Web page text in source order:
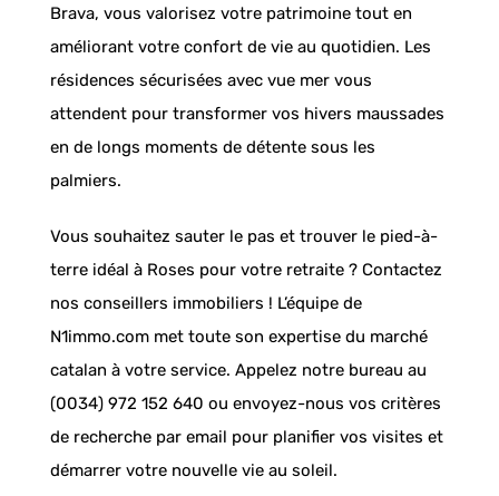
Brava, vous valorisez votre patrimoine tout en
améliorant votre confort de vie au quotidien. Les
résidences sécurisées avec vue mer vous
attendent pour transformer vos hivers maussades
en de longs moments de détente sous les
palmiers.
Vous souhaitez sauter le pas et trouver le pied-à-
terre idéal à Roses pour votre retraite ? Contactez
nos conseillers immobiliers ! L’équipe de
N1immo.com met toute son expertise du marché
catalan à votre service. Appelez notre bureau au
(0034) 972 152 640 ou envoyez-nous vos critères
de recherche par email pour planifier vos visites et
démarrer votre nouvelle vie au soleil.